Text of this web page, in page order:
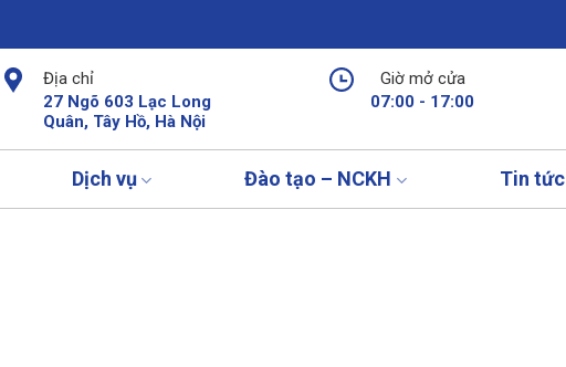
Địa chỉ
27 Ngõ 603 Lạc Long
Quân, Tây Hồ, Hà Nội
Giờ mở cửa
07:00 - 17:00
Dịch vụ Đào tạo – NCKH Tin tức